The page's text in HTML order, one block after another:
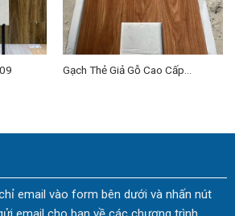
Gạch Thẻ Giả Gỗ Cao Cấp
email vào form bên dưới và nhấn nút